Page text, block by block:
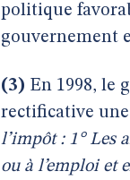
politique
gouvernement
(3) En 1998, le
rectificative
l’impôt : 1° Les
ou à l’emploi et